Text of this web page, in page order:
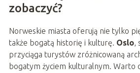
zobaczyć?
Norweskie miasta oferują nie tylko
także bogatą historię i kulturę. Oslo,
przyciąga turystów zróżnicowaną
bogatym życiem kulturalnym. Warto